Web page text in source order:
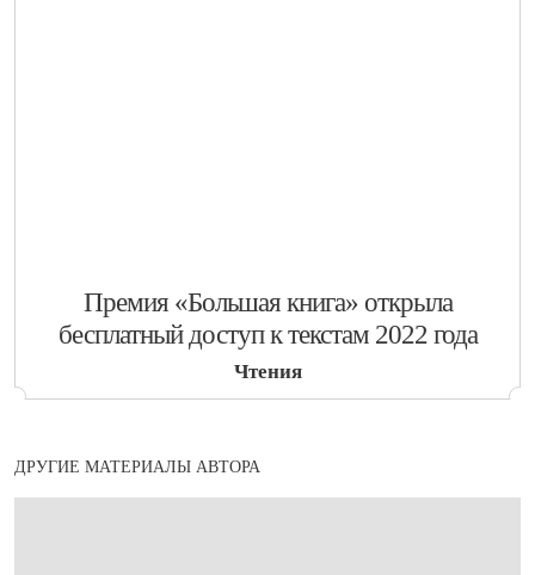
​Премия «Большая книга» открыла
бесплатный доступ к текстам 2022 года
Чтения
ДРУГИЕ МАТЕРИАЛЫ АВТОРА